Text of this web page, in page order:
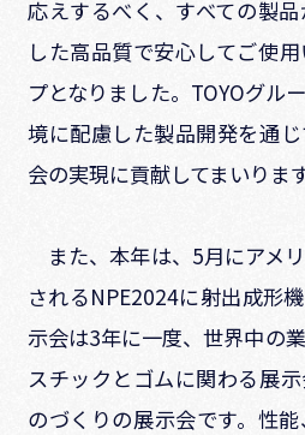
応えするべく、すべての製
した高品質で安心してご使
プとなりました。 TOYOグル
境に配慮した製品開発を通
会の実現に貢献してまいります
また、本年は、 5月にアメ
されるNPE2024に射出成形
示会は3年に一度、世界中の
スチックとゴムに関わる展
のづくりの展示会です。性